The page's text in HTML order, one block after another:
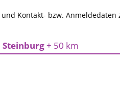
Kontakt- bzw.
+ 50 km